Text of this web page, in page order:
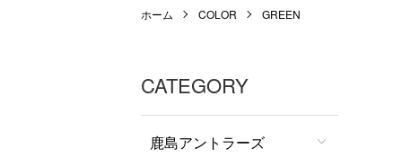
ホーム COLOR GREEN
CATEGORY
鹿島アントラーズ